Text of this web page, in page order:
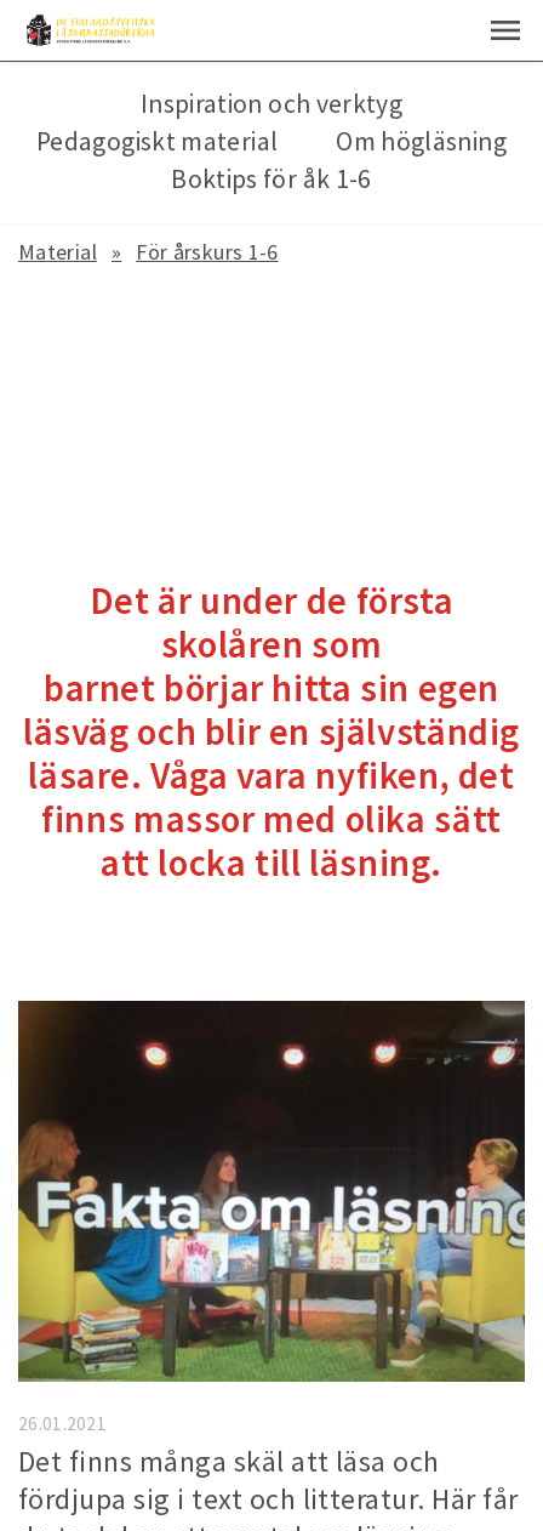
Material För årskurs 1-6
Inspiration och verktyg
Pedagogiskt material
Om högläsning
Boktips för åk 1-6
Det är under de första
skolåren som
barnet börjar hitta sin egen
läsväg och blir en självständig
läsare. Våga vara nyfiken, det
finns massor med olika sätt
att locka till läsning.
Det finns många skäl att läsa och
fördjupa sig i text och litteratur. Här får
26.01.2021